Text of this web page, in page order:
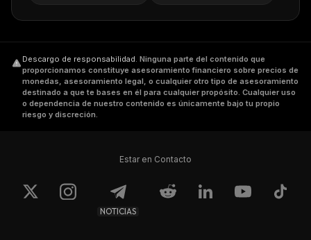
Descargo de responsabilidad. Ninguna parte del contenido que
proporcionamos constituye asesoramiento financiero sobre precios de
monedas, asesoramiento legal, o cualquier otro tipo de asesoramiento
destinado a que te bases en él para cualquier propósito. Cualquier uso
o dependencia de nuestro contenido es únicamente bajo tu propio
riesgo y discreción.
Estar en Contacto
NOTICIAS